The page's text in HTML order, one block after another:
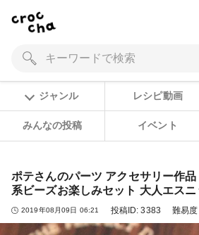
ジャンル レシピ動画
みんなの投稿 イベント
ポテさんのパーツ アクセサリー作
系ビーズお楽しみセット 大人エスニ
2019年08月09日 06:21 投稿ID:3383 難易度